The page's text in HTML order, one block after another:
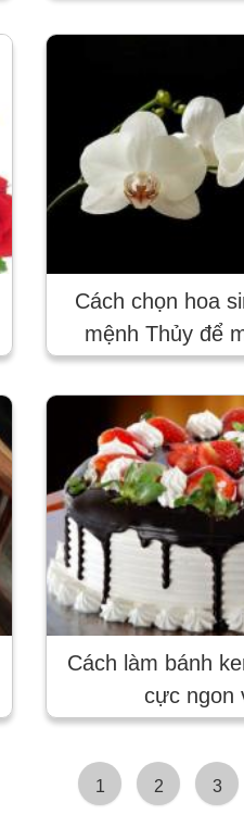
Cách chọn hoa
mệnh Thủy để
Cách làm bánh
cực ngon
1 2 3